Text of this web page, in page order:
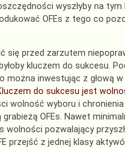
wyszłyby na
OFEs z tego co
się przed zarzutem
kluczem do sukcesu.
można inwestując z głową
do sukcesu jest
wolność wyboru i chronienia
OFEs. Nawet
wolności pozwalający
przejść z jednej klasy